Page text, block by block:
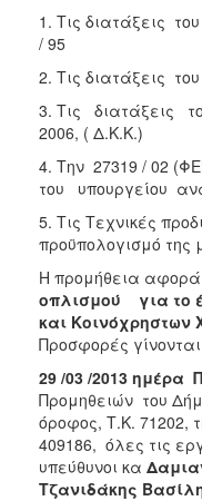
1. Τις διατάξεις
/ 95
2. Τις διατάξεις
3. Τις διατάξεις
2006, ( Δ.Κ.Κ.)
4. Την 27319 / 02
του υπουργείου
5. Τις Τεχνικές
προϋπολογισμό της
Η προμήθεια
οπλισμού
για το
και Κοινόχρηστων
Προσφορές
29 /03 /2013 ημέρα
Προμηθειών του
όροφος, Τ.Κ. 71202,
409186, όλες τις
υπεύθυνοι κα
Τζανιδάκης